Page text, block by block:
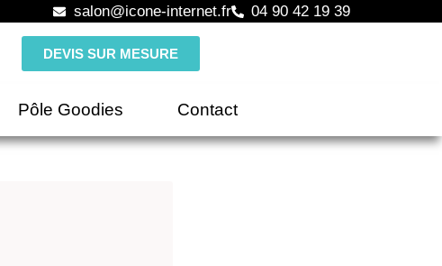
salon@icone-internet.fr 04 90 42 19 39
DEVIS SUR MESURE
Pôle Goodies Contact